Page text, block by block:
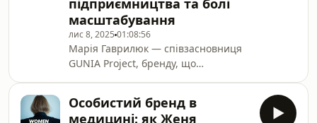
тобто бренд повністю забезпечує її
одягом, інвентарем і взуттям.Про
Марту пишуть CNN, Forbes і The
Independent, називаючи її «одним із
найцікавіших голосів у жіночому
тенісі».
підприємництва та болі
масштабування
лис 8, 2025 01:08:56
Марія Гаврилюк — співзасновниця
GUNIA Project, бренду, що
межами.Марія розвиває бренд
Особистий бренд в
медицині: як Женя